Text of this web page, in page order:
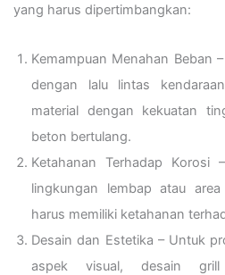
yang harus dipertimbangkan:
Kemampuan Menahan Beban
dengan lalu lintas
material dengan kekuatan
beton bertulang.
Ketahanan Terhadap
lingkungan lembap atau
harus memiliki ketahanan
Desain dan Estetika – Untuk
aspek visual, desain